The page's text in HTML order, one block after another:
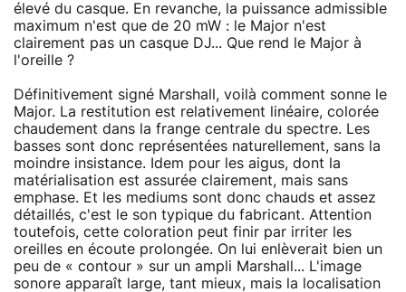
élevé du casque. En revanche, la puissance admissible
maximum n'est que de 20 mW : le Major n'est
clairement pas un casque DJ... Que rend le Major à
l'oreille ?
Définitivement signé Marshall, voilà comment sonne le
Major. La restitution est relativement linéaire, colorée
chaudement dans la frange centrale du spectre. Les
basses sont donc représentées naturellement, sans la
moindre insistance. Idem pour les aigus, dont la
matérialisation est assurée clairement, mais sans
emphase. Et les mediums sont donc chauds et assez
détaillés, c'est le son typique du fabricant. Attention
toutefois, cette coloration peut finir par irriter les
oreilles en écoute prolongée. On lui enlèverait bien un
peu de « contour » sur un ampli Marshall... L'image
sonore apparaît large, tant mieux, mais la localisation